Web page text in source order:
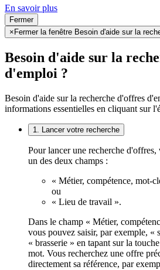
En savoir plus
Fermer
× Fermer la fenêtre Besoin d'aide sur la
Besoin d'aide sur la
d'emploi ?
Besoin d'aide sur la recherche d'offres
informations essentielles en cliquant sur
1. Lancer votre recherche
Pour lancer une recherche
un des deux champs :
« Métier, compétence, mot-
ou
« Lieu de travail ».
Dans le champ « Métier,
vous pouvez saisir, par exemple, «
« brasserie » en tapant sur la
mot. Vous recherchez une offre
directement sa référence, par